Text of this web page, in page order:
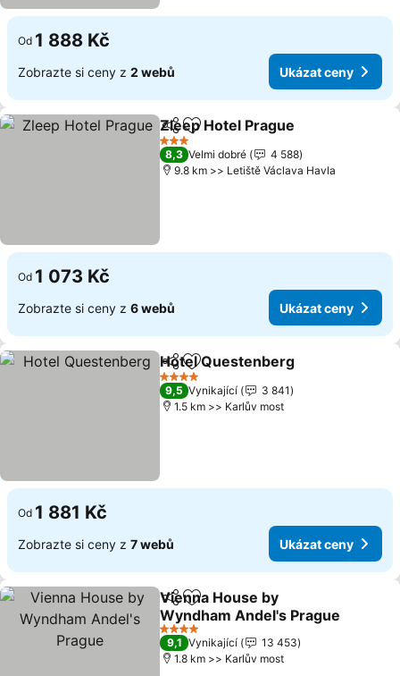
Od 1 888 Kč
Zobrazte si ceny z 2 webů Ukázat ceny
SdíletPřidat na seznam oblíbených
Zleep Hotel Prague
3 Počet hvězdiček
8,3 Velmi dobré
4 588
9.8 km >> Letiště Václava Havla
Od 1 073 Kč
Zobrazte si ceny z 6 webů Ukázat ceny
SdíletPřidat na seznam oblíbených
Hotel Questenberg
4 Počet hvězdiček
9,5 Vynikající
3 841
1.5 km >> Karlův most
Od 1 881 Kč
Zobrazte si ceny z 7 webů Ukázat ceny
SdíletPřidat na seznam oblíbených
Vienna House by
Wyndham Andel's Prague
Ukázat ceny
4 Počet hvězdiček
9,1 Vynikající
13 453
1.8 km >> Karlův most